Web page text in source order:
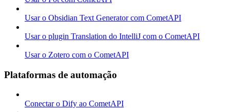
Usar o Obsidian Text Generator com CometAPI
Usar o plugin Translation do IntelliJ com o CometAPI
Usar o Zotero com o CometAPI
Plataformas de automação
Conectar o Dify ao CometAPI